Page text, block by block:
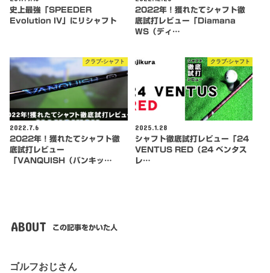
史上最強「SPEEDER
Evolution IV」にリシャフト
2022年！獲れたてシャフト徹
底試打レビュー「Diamana
WS（ディ…
クラブ-シャフト
2022.7.6
2022年！獲れたてシャフト徹
底試打レビュー
「VANQUISH（バンキッ…
クラブ-シャフト
2025.1.28
シャフト徹底試打レビュー「24
VENTUS RED（24 ベンタス
レ…
ABOUT この記事をかいた人
ゴルフおじさん